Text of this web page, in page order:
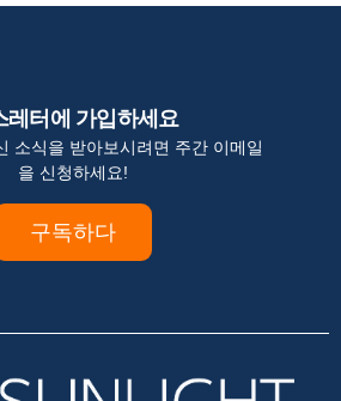
레터에 가입하세요
소식을 받아보시려면 주간 이메일
을 신청하세요!
구독하다